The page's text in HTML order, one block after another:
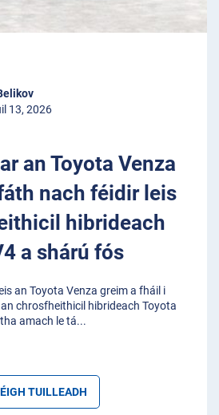
13, 2026
an Toyota Venza
nach féidir leis
hibrideach
a shárú fós
an Toyota Venza greim a fháil i
chrosfheithicil hibrideach Toyota
amach le tá...
TUILLEADH